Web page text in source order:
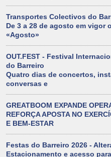
Transportes Colectivos do
De 3 a 28 de agosto em vigor
«Agosto»
OUT.FEST - Festival
do Barreiro
Quatro dias de concertos,
conversas e
GREATBOOM EXPANDE
REFORÇA APOSTA NO
E BEM-ESTAR
Festas do Barreiro 2026 -
Estacionamento e acesso